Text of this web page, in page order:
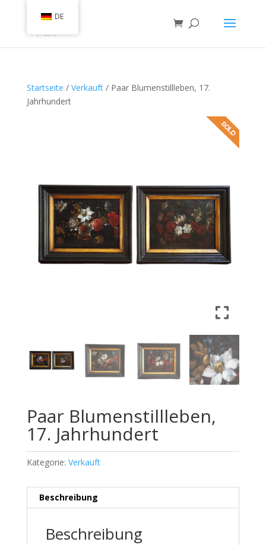
Startseite / Verkauft/ Paar Blumenstillleben, 17.
Jahrhundert
Paar Blumenstillleben,
17. Jahrhundert
Kategorie: Verkauft
Beschreibung
Beschreibung
DE